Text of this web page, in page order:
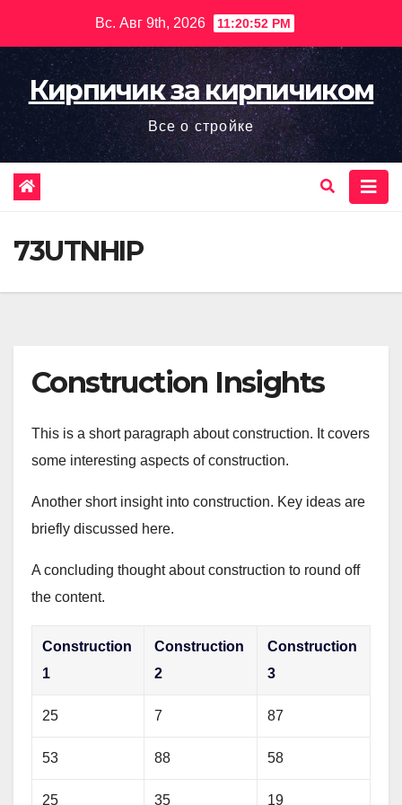
содержимому
Вс. Авг 9th, 2026 11:20:53 PM
Кирпичик за кирпичиком
Все о стройке
73UTNHIP
Construction Insights
This is a short paragraph about construction. It covers
some interesting aspects of construction.
Another short insight into construction. Key ideas are
briefly discussed here.
A concluding thought about construction to round off
the content.
Construction
1
Construction
2
Construction
3
25 7 87
53 88 58
25 35 19